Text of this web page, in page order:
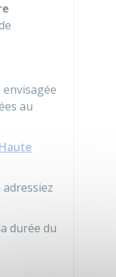
au
durée du